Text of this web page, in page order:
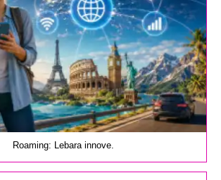
Roaming: Lebara innove.